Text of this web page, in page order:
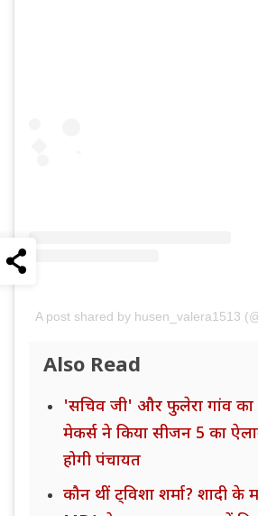
A post shared by husen_valera1513
Also Read
'सचिव जी' और फुलेरा गांव का
मेकर्स ने किया सीजन 5 का
होगी पंचायत
कौन थीं ट्विशा शर्मा? शादी के